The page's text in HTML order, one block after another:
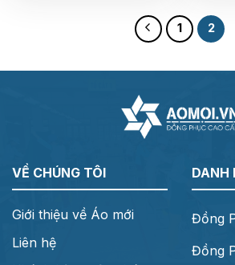
1 2
VỀ CHÚNG TÔI
Giới thiệu về Áo mới
Liên hệ
DANH
Đồng
Đồng